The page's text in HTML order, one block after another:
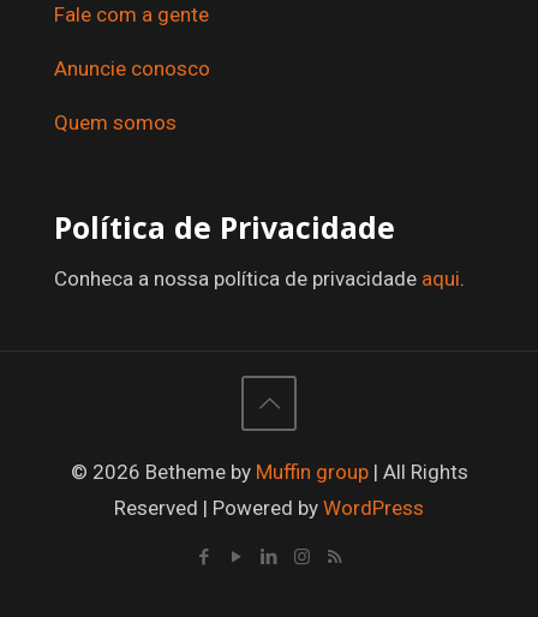
Fale com a gente
Anuncie conosco
Quem somos
Política de Privacidade
Conheca a nossa política de privacidade aqui.
© 2026 Betheme by Muffin group| All Rights
Reserved | Powered by WordPress